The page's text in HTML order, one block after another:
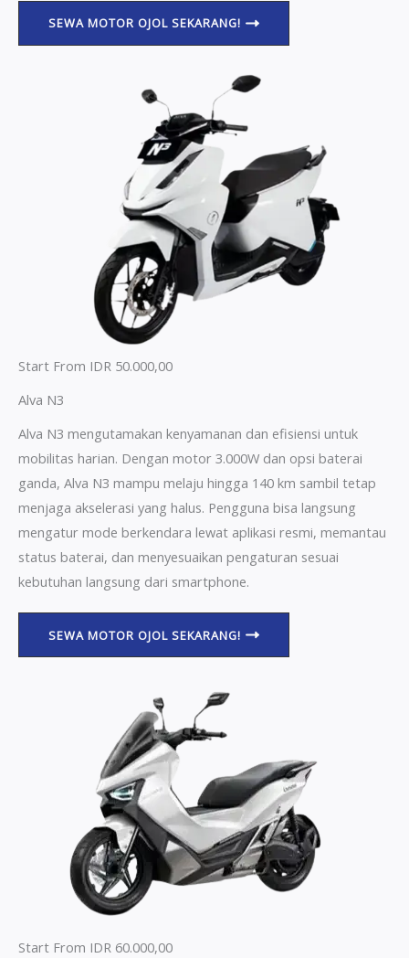
SEWA MOTOR OJOL SEKARANG!
Start From IDR 50.000,00
Alva N3
Alva N3 mengutamakan kenyamanan dan efisiensi untuk
mobilitas harian. Dengan motor 3.000W dan opsi baterai
ganda, Alva N3 mampu melaju hingga 140 km sambil tetap
menjaga akselerasi yang halus. Pengguna bisa langsung
mengatur mode berkendara lewat aplikasi resmi, memantau
status baterai, dan menyesuaikan pengaturan sesuai
kebutuhan langsung dari smartphone.
SEWA MOTOR OJOL SEKARANG!
Start From IDR 60.000,00